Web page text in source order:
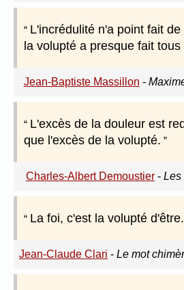
L'incrédulité n'a point fait
la volupté a presque fait
Jean-Baptiste Massillon -
L'excès de la douleur est
que l'excès de la volupté.
Charles-Albert Demoustier - Les
La foi, c'est la volupté d'être.
Jean-Claude Clari - Le mot